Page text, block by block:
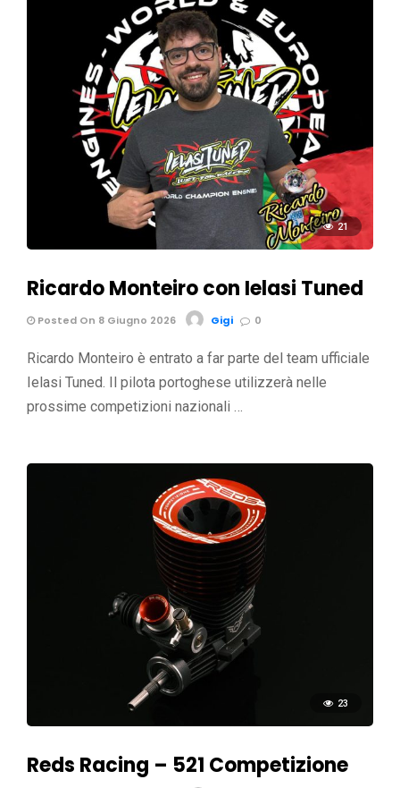
21
Ricardo Monteiro con Ielasi Tuned
Posted On 8 Giugno 2026 Gigi 0
Ricardo Monteiro è entrato a far parte del team ufficiale
Ielasi Tuned. Il pilota portoghese utilizzerà nelle
prossime competizioni nazionali …
23
Reds Racing – 521 Competizione